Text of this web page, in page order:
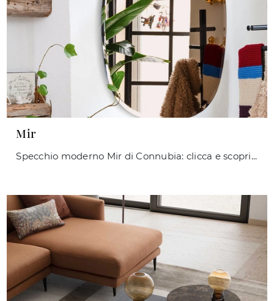
Mir
Specchio moderno Mir di Connubia: clicca e scopri di più sui Complementi e specchi moderni senza cornice del noto e conosciuto marchio!